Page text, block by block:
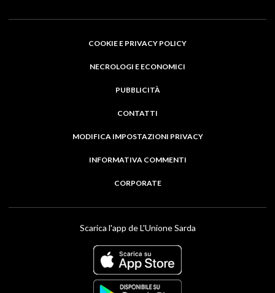
COOKIE E PRIVACY POLICY
NECROLOGI E ECONOMICI
PUBBLICITÀ
CONTATTI
MODIFICA IMPOSTAZIONI PRIVACY
INFORMATIVA COMMENTI
CORPORATE
Scarica l'app de L'Unione Sarda